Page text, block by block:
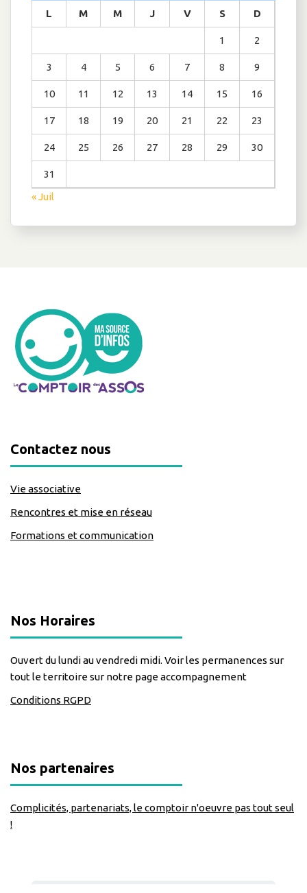
L M M J V S D
1 2
3 4 5 6 7 8 9
10 11 12 13 14 15 16
17 18 19 20 21 22 23
24 25 26 27 28 29 30
31
« Juil
Contactez nous
Vie associative
Rencontres et mise en réseau
Formations et communication
Nos Horaires
Ouvert du lundi au vendredi midi. Voir les permanences sur
tout le territoire sur notre page accompagnement
Conditions RGPD
Nos partenaires
Complicités, partenariats, le comptoir n'oeuvre pas tout seul
!